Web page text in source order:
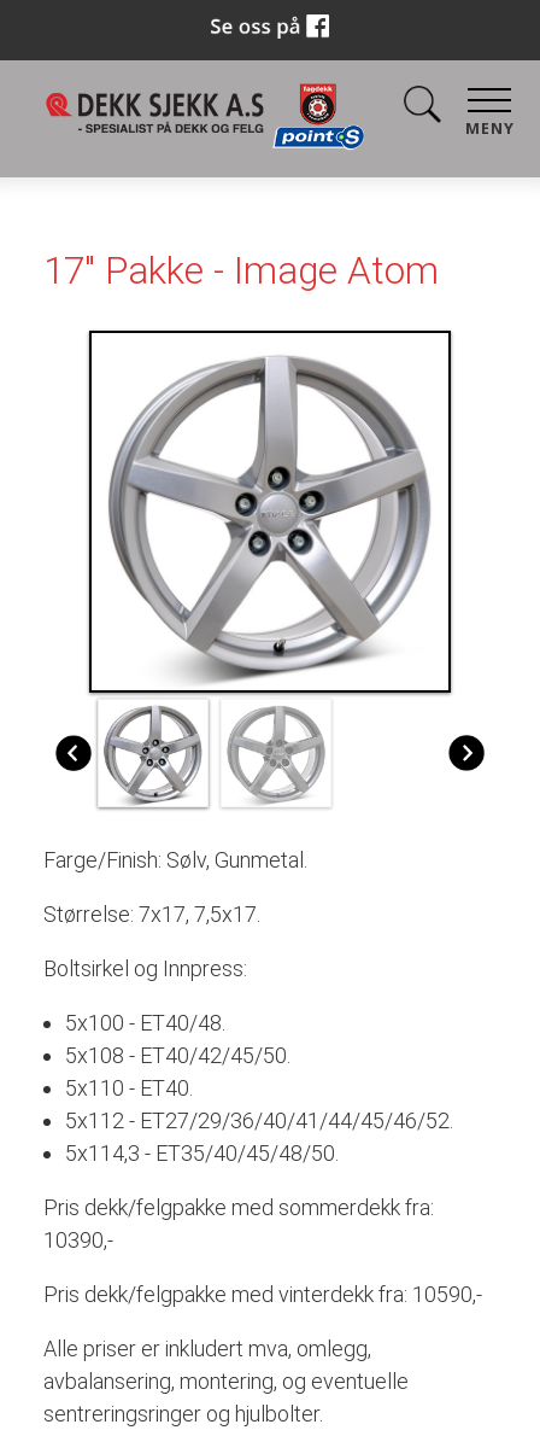
MENY
17" Pakke - Image Atom
Farge/Finish: Sølv, Gunmetal.
Størrelse: 7x17, 7,5x17.
Boltsirkel og Innpress:
5x100 - ET40/48.
5x108 - ET40/42/45/50.
5x110 - ET40.
5x112 - ET27/29/36/40/41/44/45/46/52.
5x114,3 - ET35/40/45/48/50.
Pris dekk/felgpakke med sommerdekk fra:
10390,-
Pris dekk/felgpakke med vinterdekk fra: 10590,-
Alle priser er inkludert mva, omlegg,
avbalansering, montering, og eventuelle
sentreringsringer og hjulbolter.